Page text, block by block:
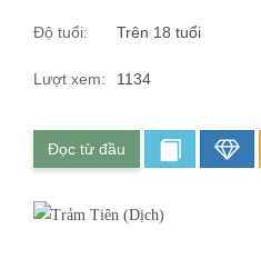
Độ tuổi: Trên 18 tuổi
Lượt xem: 1134
Đọc từ đầu